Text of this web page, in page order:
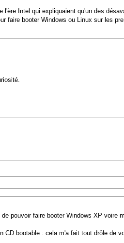
Intel qui expliquaient qu'un des
faire booter Windows ou Linux sur les
pouvoir faire booter Windows XP voire
CD bootable : cela m'a fait tout drôle